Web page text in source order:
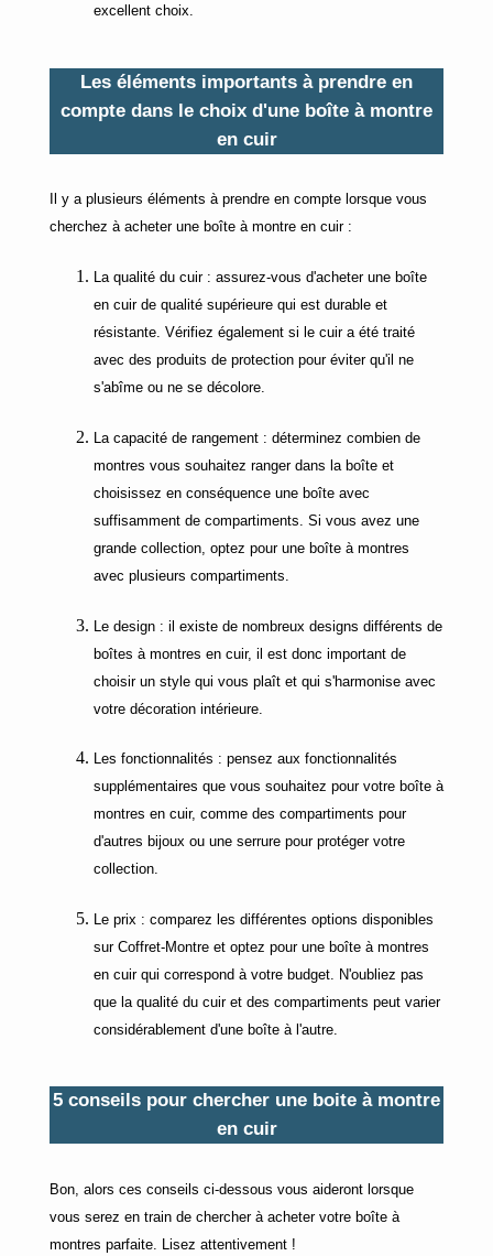
excellent choix.
Les éléments importants à prendre en
compte dans le choix d'une boîte à montre
en cuir
Il y a plusieurs éléments à prendre en compte lorsque vous
cherchez à acheter une boîte à montre en cuir :
La qualité du cuir : assurez-vous d'acheter une boîte
en cuir de qualité supérieure qui est durable et
résistante. Vérifiez également si le cuir a été traité
avec des produits de protection pour éviter qu'il ne
s'abîme ou ne se décolore.
La capacité de rangement : déterminez combien de
montres vous souhaitez ranger dans la boîte et
choisissez en conséquence une boîte avec
suffisamment de compartiments. Si vous avez une
grande collection, optez pour une boîte à montres
avec plusieurs compartiments.
Le design : il existe de nombreux designs différents de
boîtes à montres en cuir, il est donc important de
choisir un style qui vous plaît et qui s'harmonise avec
votre décoration intérieure.
Les fonctionnalités : pensez aux fonctionnalités
supplémentaires que vous souhaitez pour votre boîte à
montres en cuir, comme des compartiments pour
d'autres bijoux ou une serrure pour protéger votre
collection.
Le prix : comparez les différentes options disponibles
sur Coffret-Montre et optez pour une boîte à montres
en cuir qui correspond à votre budget. N'oubliez pas
que la qualité du cuir et des compartiments peut varier
considérablement d'une boîte à l'autre.
5 conseils pour chercher une boite à montre
en cuir
Bon, alors ces conseils ci-dessous vous aideront lorsque
vous serez en train de chercher à acheter votre boîte à
montres parfaite. Lisez attentivement !